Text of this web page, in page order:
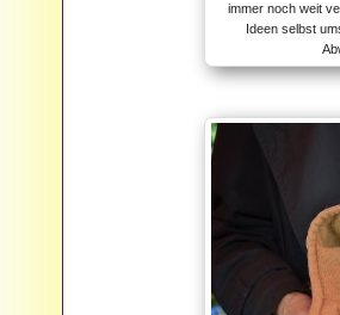
immer noch weit
Ideen selbst